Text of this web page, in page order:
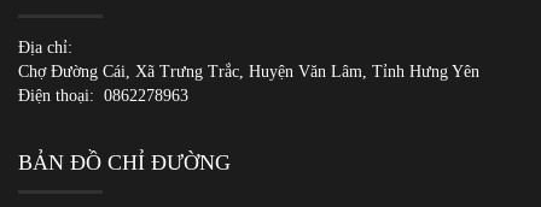
Địa chỉ:
Chợ Đường Cái, Xã Trưng Trắc, Huyện Văn Lâm, Tỉnh Hưng Yên
Điện thoại: 0862278963
BẢN ĐỒ CHỈ ĐƯỜNG